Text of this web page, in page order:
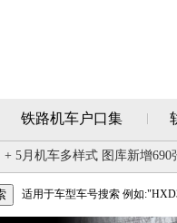
铁路机车户口集
+ 5月机车多样式 图库新增690
适用于车型车号搜索 例如